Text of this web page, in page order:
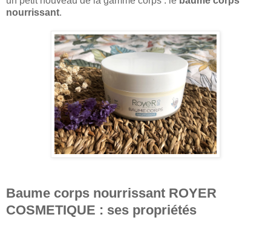
nourrissant.
Baume corps nourrissant ROYER
COSMETIQUE : ses propriétés